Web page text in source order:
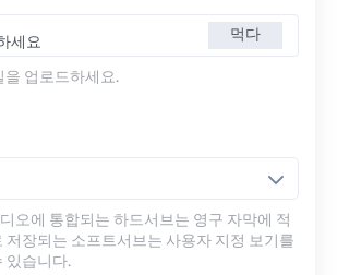
세요 먹다
을 업로드하세요.
오에 통합되는 하드서브는 영구 자막에 적
저장되는 소프트서브는 사용자 지정 보기를
있습니다.